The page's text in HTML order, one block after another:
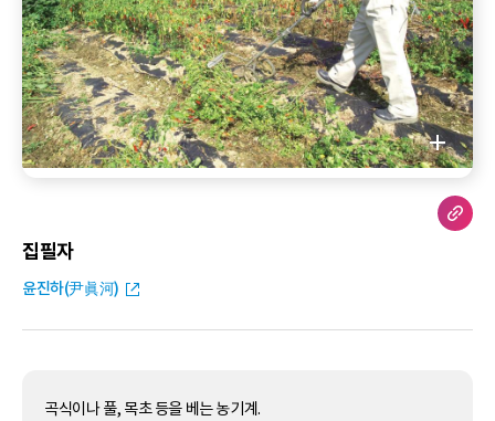
집필자
윤진하(尹眞河)
곡식이나 풀, 목초 등을 베는 농기계.